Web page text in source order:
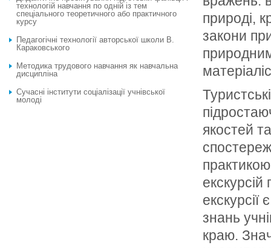
природі,
закони
якостей
екскурсій
знань
краю.
технологій навчання по одній із тем
спеціального теоретичного або практичного
курсу
Педагогічні технології авторської школи В.
Караковського
Методика трудового навчання як навчальна
дисципліна
Сучасні інститути соціалізації учнівської
молоді